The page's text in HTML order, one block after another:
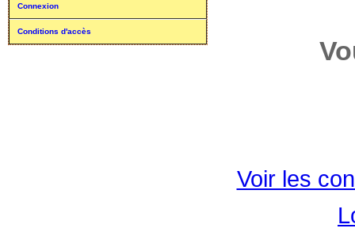
Connexion
Conditions d'accès
Voir les